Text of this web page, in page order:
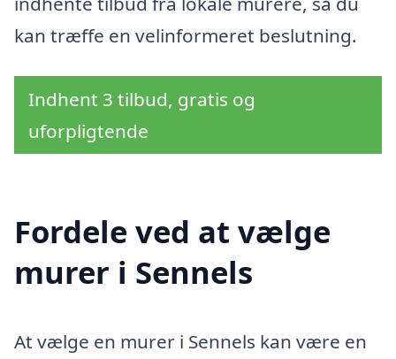
kan træffe en velinformeret beslutning.
Indhent 3 tilbud, gratis og
uforpligtende
Fordele ved at vælge
murer i Sennels
At vælge en murer i Sennels kan være en